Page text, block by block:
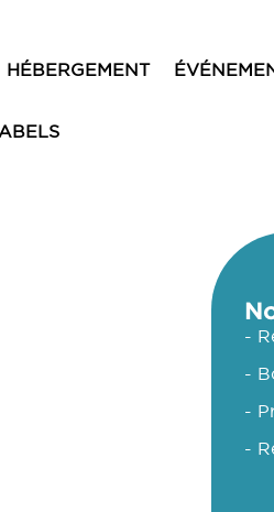
HÉBERGEMENT
-
-
-
-